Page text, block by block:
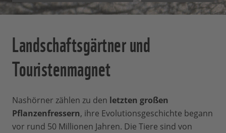
Landschaftsgärtner und
Touristenmagnet
Nashörner zählen zu den letzten großen
Pflanzenfressern, ihre Evolutionsgeschichte begann
vor rund 50 Millionen Jahren. Die Tiere sind von